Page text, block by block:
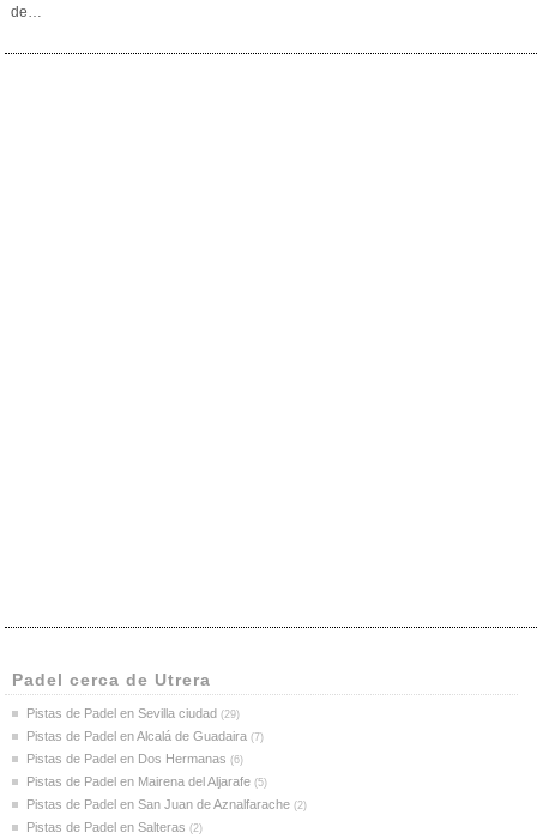
de…
Padel cerca de Utrera
Pistas de Padel en Sevilla ciudad (29)
Pistas de Padel en Alcalá de Guadaira (7)
Pistas de Padel en Dos Hermanas (6)
Pistas de Padel en Mairena del Aljarafe (5)
Pistas de Padel en San Juan de Aznalfarache (2)
Pistas de Padel en Salteras (2)